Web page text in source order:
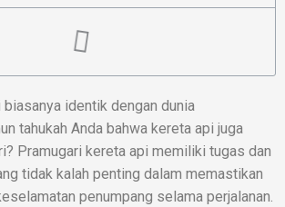
identik dengan dunia
tahukah Anda bahwa kereta api juga
Pramugari kereta api memiliki tugas dan
tidak kalah penting dalam memastikan
penumpang selama perjalanan.